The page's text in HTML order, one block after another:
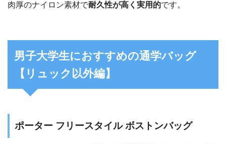
肉厚のナイロン素材で耐久性が高く実用的です。
男子大学生におすすめの通学バッグ
【リュック以外編】
ポーター フリースタイル ボストンバッグ